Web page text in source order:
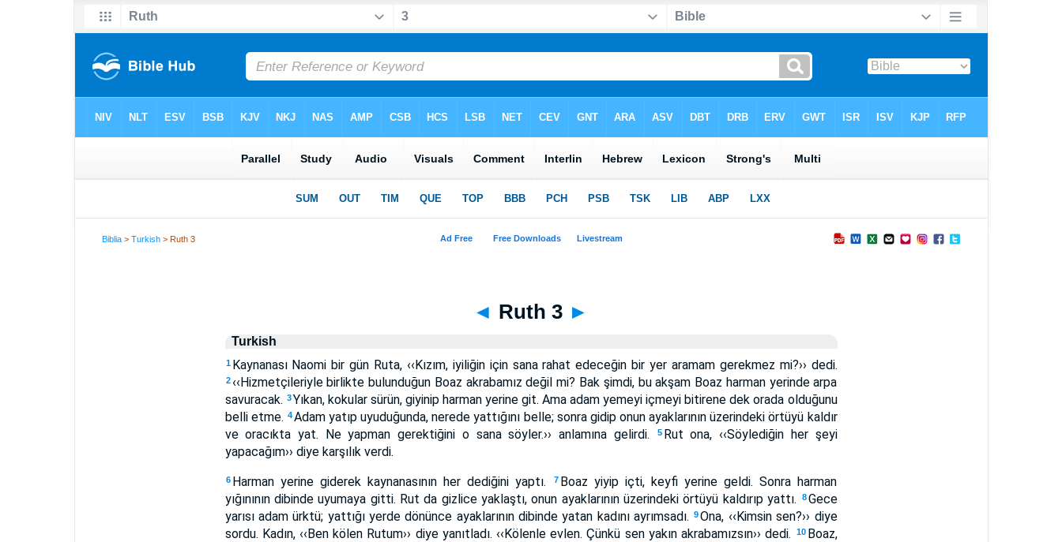
Biblia >Turkish > Ruth 3
◄ Ruth 3 ►
Turkish
1 Kaynanası Naomi bir gün Ruta, ‹‹Kızım, iyiliğin için sana rahat edeceğin bir yer aramam gerekmez mi?›› dedi.
2 ‹‹Hizmetçileriyle birlikte bulunduğun Boaz akrabamız değil mi? Bak şimdi, bu akşam Boaz harman yerinde arpa
savuracak. 3 Yıkan, kokular sürün, giyinip harman yerine git. Ama adam yemeyi içmeyi bitirene dek orada olduğunu
belli etme. 4Adam yatıp uyuduğunda, nerede yattığını belle; sonra gidip onun ayaklarının üzerindeki örtüyü kaldır
ve oracıkta yat. Ne yapman gerektiğini o sana söyler.›› anlamına gelirdi.
5 Rut ona, ‹‹Söylediğin her şeyi
yapacağım›› diye karşılık verdi.
6 Harman yerine giderek kaynanasının her dediğini yaptı. 7 Boaz yiyip içti, keyfi yerine geldi. Sonra harman
yığınının dibinde uyumaya gitti. Rut da gizlice yaklaştı, onun ayaklarının üzerindeki örtüyü kaldırıp yattı.
8 Gece
yarısı adam ürktü; yattığı yerde dönünce ayaklarının dibinde yatan kadını ayrımsadı.
9 Ona, ‹‹Kimsin sen?›› diye
sordu. Kadın, ‹‹Ben kölen Rutum›› diye yanıtladı. ‹‹Kölenle evlen. Çünkü sen yakın akrabamızsın›› dedi.
10 Boaz,